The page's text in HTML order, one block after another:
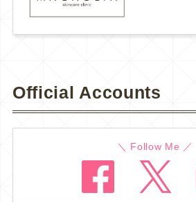
Official Accounts
＼ Follow Me ／